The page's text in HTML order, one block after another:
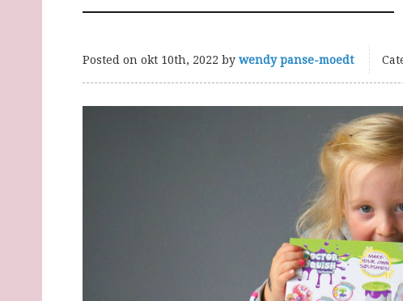
Posted on okt 10th, 2022 by wendy panse-moedt